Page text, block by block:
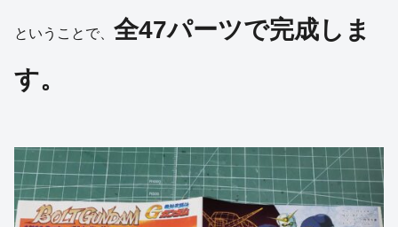
ということで、 全47パーツで完成しま
す。